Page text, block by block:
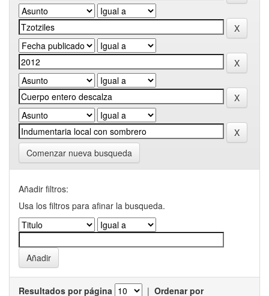
Comenzar nueva busqueda
Añadir filtros:
Usa los filtros para afinar la busqueda.
Resultados por página | Ordenar por